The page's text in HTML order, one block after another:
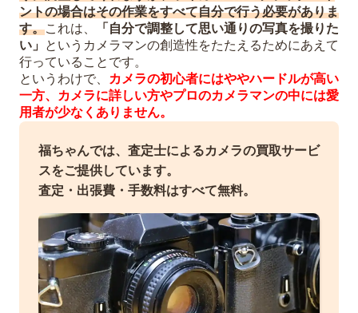
ントの場合はその作業をすべて自分で行う必要がありま
す。これは、
「自分で調整して思い通りの写真を撮りた
い」 というカメラマンの創造性をたたえるためにあえて
行っていることです。
というわけで、
カメラの初心者にはややハードルが高い
一方、カメラに詳しい方やプロのカメラマンの中には愛
用者が少なくありません。
福ちゃんでは、査定士によるカメラの買取サービ
スをご提供しています。
査定・出張費・手数料はすべて無料。